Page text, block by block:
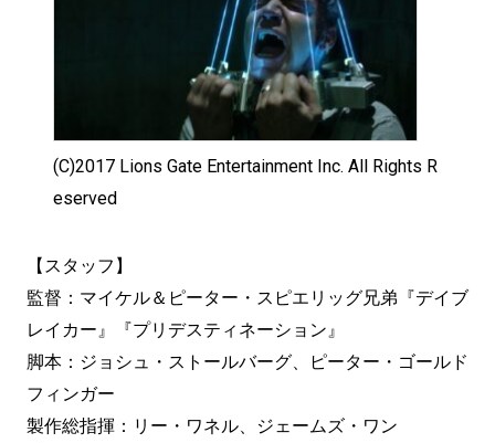
(C)2017 Lions Gate Entertainment Inc. All Rights R
eserved
【スタッフ】
監督：マイケル＆ピーター・スピエリッグ兄弟『デイブ
レイカー』『プリデスティネーション』
脚本：ジョシュ・ストールバーグ、ピーター・ゴールド
フィンガー
製作総指揮：リー・ワネル、ジェームズ・ワン